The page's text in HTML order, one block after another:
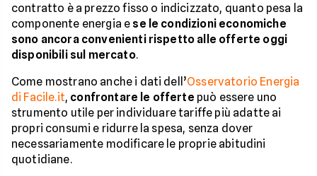
contratto è a prezzo fisso o indicizzato, quanto pesa la
componente energia e se le condizioni economiche
sono ancora convenienti rispetto alle offerte oggi
disponibili sul mercato.
Come mostrano anche i dati dell’Osservatorio Energia
di Facile.it, confrontare le offerte può essere uno
strumento utile per individuare tariffe più adatte ai
propri consumi e ridurre la spesa, senza dover
necessariamente modificare le proprie abitudini
quotidiane.